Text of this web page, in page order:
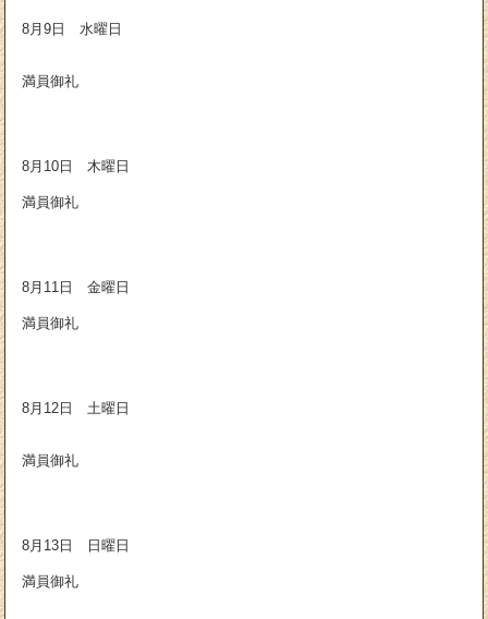
8月9日 水曜日
満員御礼
8月10日 木曜日
満員御礼
8月11日 金曜日
満員御礼
8月12日 土曜日
満員御礼
8月13日 日曜日
満員御礼